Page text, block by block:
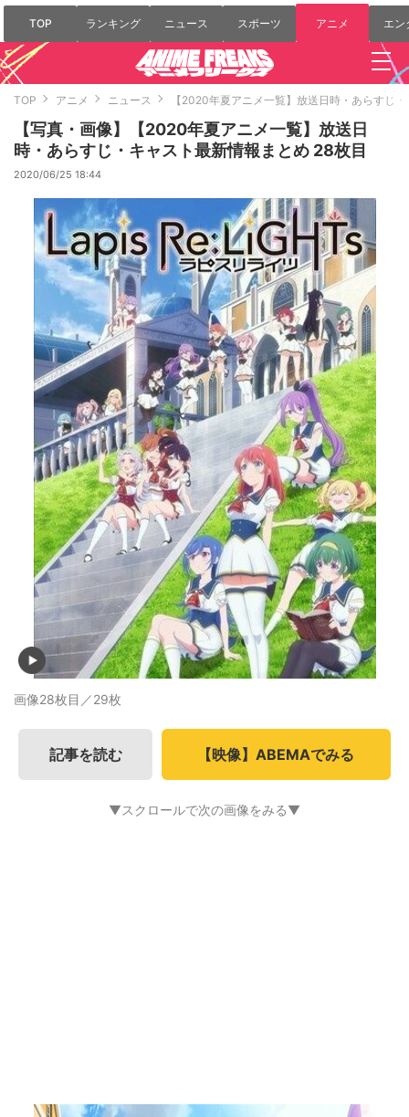
TOP ランキング ニュース スポーツ アニメ エン
TOP アニメ ニュース 【2020年夏アニメ一覧】放送日時・あらすじ
【写真・画像】【2020年夏アニメ一覧】放送日
時・あらすじ・キャスト最新情報まとめ 28枚目
2020/06/25 18:44
画像28枚目／29枚
記事を読む 【映像】ABEMAでみる
▼スクロールで次の画像をみる▼